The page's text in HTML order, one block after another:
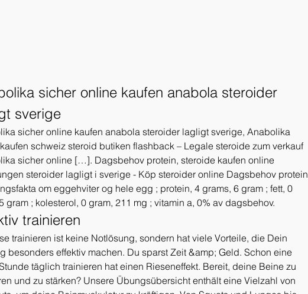
sicher online kaufen anabola steroider
sverige
sicher online kaufen anabola steroider lagligt sverige, Anabolika
schweiz steroid butiken flashback – Legale steroide zum verkauf
sicher online […]. Dagsbehov protein, steroide kaufen online
steroider lagligt i sverige - Köp steroider online Dagsbehov protein
om eggehviter og hele egg ; protein, 4 grams, 6 gram ; fett, 0
gram ; kolesterol, 0 gram, 211 mg ; vitamin a, 0% av dagsbehov.
trainieren
trainieren ist keine Notlösung, sondern hat viele Vorteile, die Dein
besonders effektiv machen. Du sparst Zeit &amp; Geld. Schon eine
täglich trainieren hat einen Rieseneffekt. Bereit, deine Beine zu
und zu stärken? Unsere Übungsübersicht enthält eine Vielzahl von